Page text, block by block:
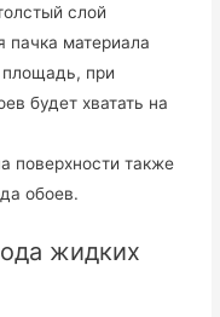
слой
пачка материала
площадь, при
будет хватать на
поверхности также
обоев.
жидких